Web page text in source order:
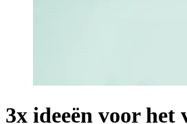
3x ideeën voor